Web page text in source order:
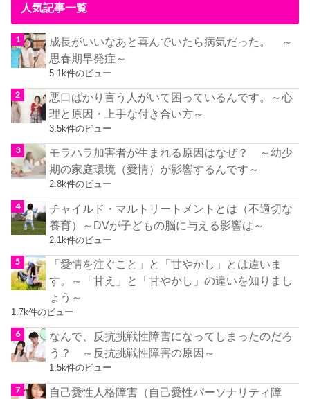
人気記事一覧
成長がいいなあと喜んでいたら病気だった。 ～
思春期早発症～
5.1k件のビュー
悪口ばかり言う人がいて困っているんです。～心
理と原因・上手な付き合い方～
3.5k件のビュー
モラハラ加害者が生まれる原因はなぜ？ ～幼少
期の家庭環境（愛情）が影響するんです～
2.8k件のビュー
チャイルド・マルトリートメントとは（不適切な
養育）～DVが子どもの脳に与える影響は～
2.1k件のビュー
「愛情を注ぐこと」と「甘やかし」とは違いま
す。～「甘え」と「甘やかし」の違いを知りまし
ょう～
1.7k件のビュー
なんで、反抗挑戦性障害になってしまったのだろ
う？ ～反抗挑戦性障害の原因～
1.5k件のビュー
自己愛性人格障害（自己愛性パーソナリティ障